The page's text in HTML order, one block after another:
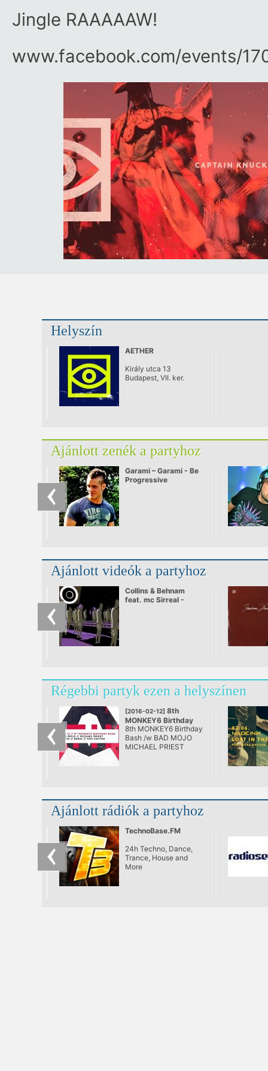
Jingle RAAAAAW!
www.facebook.com/​events/​
Helyszín
AETHER
Király utca 13
Budapest, VII. ker.
Ajánlott zenék a partyhoz
Garami – Garami - Be
Progressive
Ajánlott videók a partyhoz
Collins & Behnam
feat. mc Sirreal -
Régebbi partyk ezen a helyszínen
[2016-02-12] 8th
MONKEY6 Birthday
Bash
@ AETHER
8th MONKEY6 Birthday
Bash /w BAD MOJO
MICHAEL PRIEST
Ajánlott rádiók a partyhoz
TechnoBase.FM
24h Techno, Dance,
Trance, House and
More